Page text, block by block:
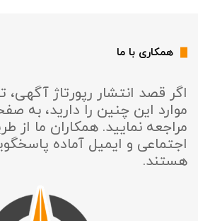
همکاری با ما
اگر قصد انتشار رپورتاژ آگهی،
موارد این چنین را دارید، به
مراجعه نمایید. همکاران ما از
اجتماعی و ایمیل آماده
هستند.